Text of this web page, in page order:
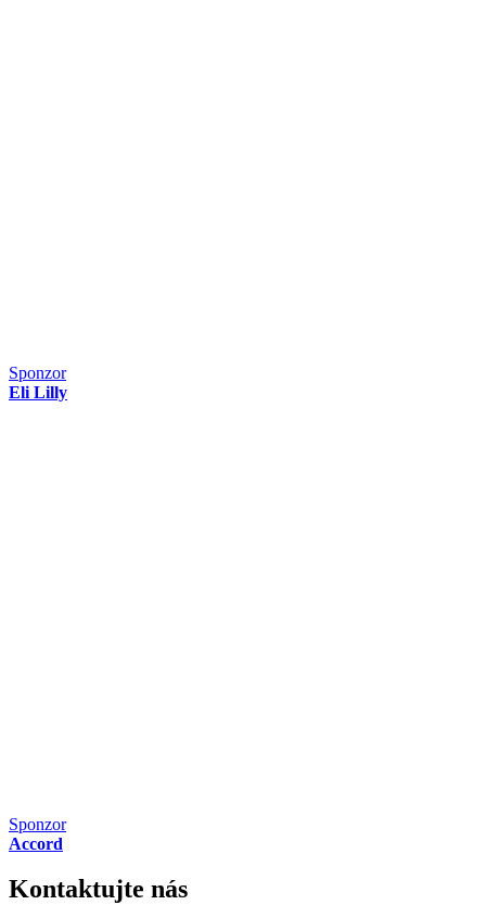
Sponzor
Eli Lilly
Sponzor
Accord
Kontaktujte nás